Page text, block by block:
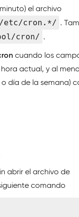
el archivo
/etc/cron.*/ .
cron/ .
cuando los
actual, y al
día de la semana)
abrir el archivo de
comando